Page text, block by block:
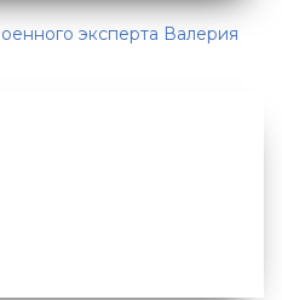
эксперта Валерия